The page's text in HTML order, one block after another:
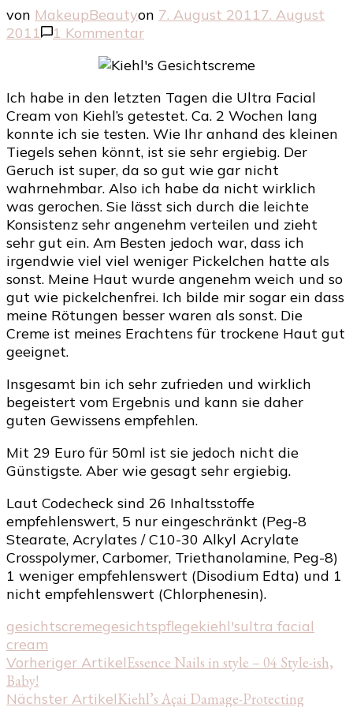
von MakeupBeautyon 7. August 20117. August
2011
1 Kommentarzu
Ultra
Cream
–
Gesichtscreme
Ich habe in den letzten Tagen die Ultra Facial
Cream von Kiehl’s getestet. Ca. 2 Wochen lang
konnte ich sie testen. Wie Ihr anhand des kleinen
Tiegels sehen könnt, ist sie sehr ergiebig. Der
Geruch ist super, da so gut wie gar nicht
wahrnehmbar. Also ich habe da nicht wirklich
was gerochen. Sie lässt sich durch die leichte
Konsistenz sehr angenehm verteilen und zieht
sehr gut ein. Am Besten jedoch war, dass ich
irgendwie viel viel weniger Pickelchen hatte als
sonst. Meine Haut wurde angenehm weich und so
gut wie pickelchenfrei. Ich bilde mir sogar ein dass
meine Rötungen besser waren als sonst. Die
Creme ist meines Erachtens für trockene Haut gut
geeignet.
Insgesamt bin ich sehr zufrieden und wirklich
begeistert vom Ergebnis und kann sie daher
guten Gewissens empfehlen.
Mit 29 Euro für 50ml ist sie jedoch nicht die
Günstigste. Aber wie gesagt sehr ergiebig.
Laut Codecheck sind 26 Inhaltsstoffe
empfehlenswert, 5 nur eingeschränkt (Peg-8
Stearate, Acrylates / C10-30 Alkyl Acrylate
Crosspolymer, Carbomer, Triethanolamine, Peg-8)
1 weniger empfehlenswert (Disodium Edta) und 1
nicht empfehlenswert (Chlorphenesin).
gesichtscremegesichtspflegekiehl'sultra facial
cream
Beitragsnavigation
Vorheriger ArtikelEssence Nails in style – 04 Style-ish,
Baby!
Nächster ArtikelKiehl’s Açai Damage-Protecting